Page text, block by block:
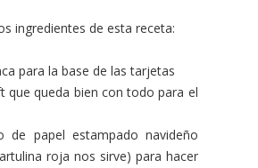
ingredientes de esta receta:
para la base de las tarjetas
que queda bien con todo para el
de papel estampado navideño
roja nos sirve) para hacer